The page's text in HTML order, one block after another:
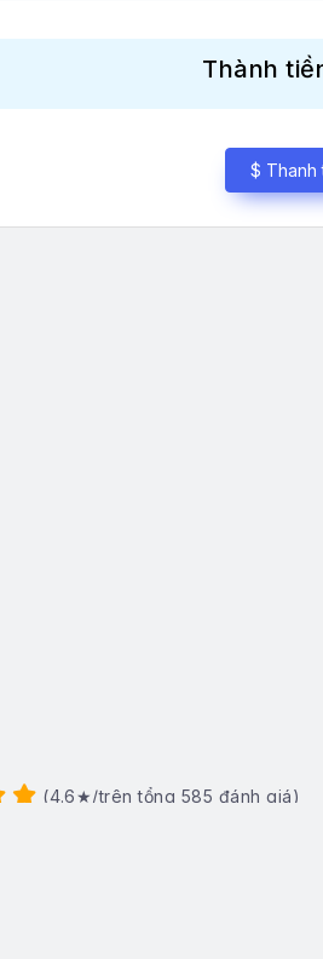
Thành
$ Thanh
(4.6★/trên tổng 585 đánh giá)